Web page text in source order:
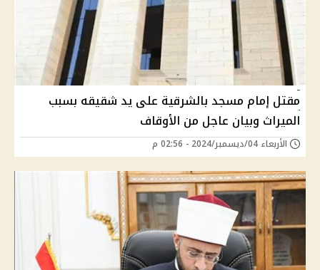
مقتل إمام مسجد بالشرقية على يد شقيقه بسبب
الميراث وبيان عاجل من الأوقاف
الأربعاء 04/ديسمبر/2024 - 02:56 م